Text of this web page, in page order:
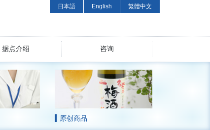
日本語 English 繁體中文
据点介绍 咨询
原创商品